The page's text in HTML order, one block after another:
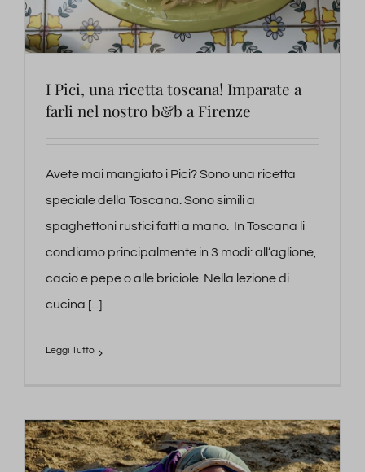
I Pici, una ricetta toscana! Imparate a
farli nel nostro b&b a Firenze
Avete mai mangiato i Pici? Sono una ricetta
speciale della Toscana. Sono simili a
spaghettoni rustici fatti a mano. In Toscana li
condiamo principalmente in 3 modi: all’aglione,
cacio e pepe o alle briciole. Nella lezione di
cucina [...]